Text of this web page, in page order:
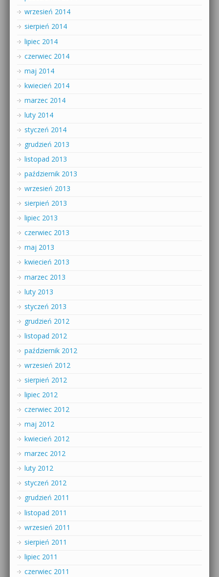
wrzesień 2014
sierpień 2014
lipiec 2014
czerwiec 2014
maj 2014
kwiecień 2014
marzec 2014
luty 2014
styczeń 2014
grudzień 2013
listopad 2013
październik 2013
wrzesień 2013
sierpień 2013
lipiec 2013
czerwiec 2013
maj 2013
kwiecień 2013
marzec 2013
luty 2013
styczeń 2013
grudzień 2012
listopad 2012
październik 2012
wrzesień 2012
sierpień 2012
lipiec 2012
czerwiec 2012
maj 2012
kwiecień 2012
marzec 2012
luty 2012
styczeń 2012
grudzień 2011
listopad 2011
wrzesień 2011
sierpień 2011
lipiec 2011
czerwiec 2011